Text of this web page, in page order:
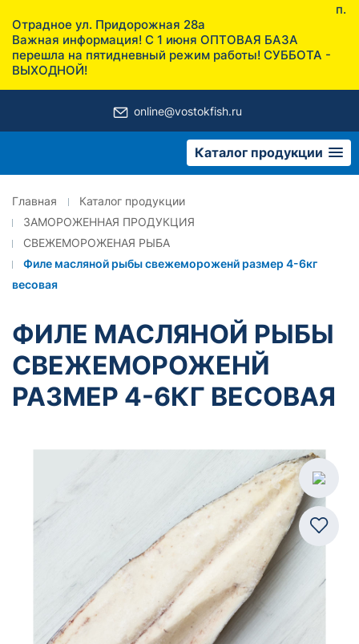
п.
Отрадное ул. Придорожная 28а
Важная информация! С 1 июня ОПТОВАЯ БАЗА
перешла на пятидневный режим работы! СУББОТА -
ВЫХОДНОЙ!
online@vostokfish.ru
Каталог продукции
Главная
Каталог продукции
ЗАМОРОЖЕННАЯ ПРОДУКЦИЯ
СВЕЖЕМОРОЖЕНАЯ РЫБА
Филе масляной рыбы свежемороженй размер 4-6кг
весовая
ФИЛЕ МАСЛЯНОЙ РЫБЫ
СВЕЖЕМОРОЖЕНЙ
РАЗМЕР 4-6КГ ВЕСОВАЯ